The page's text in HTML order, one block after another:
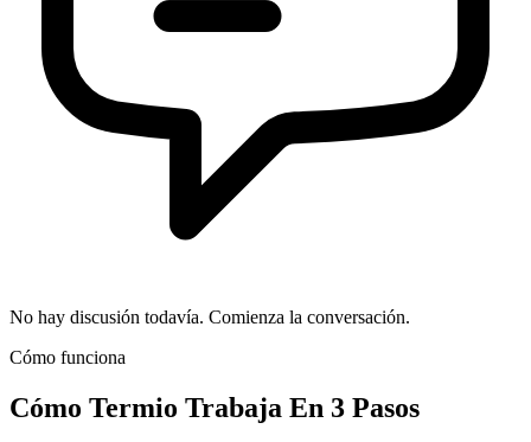
No hay discusión todavía. Comienza la conversación.
Cómo funciona
Cómo Termio Trabaja En 3 Pasos